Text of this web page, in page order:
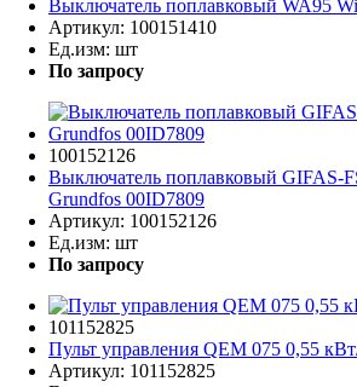
Выключатель поплавковый WA95
Артикул: 100151410
Ед.изм: шт
По запросу
100152126
Выключатель поплавковый GIFAS-
Grundfos 00ID7809
Артикул: 100152126
Ед.изм: шт
По запросу
101152825
Пульт управления QEM 075 0,55
Артикул: 101152825